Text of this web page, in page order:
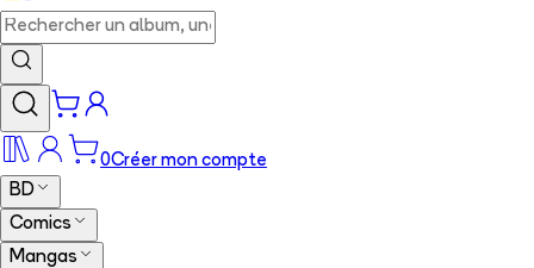
0Créer mon compte
BD
Comics
Mangas